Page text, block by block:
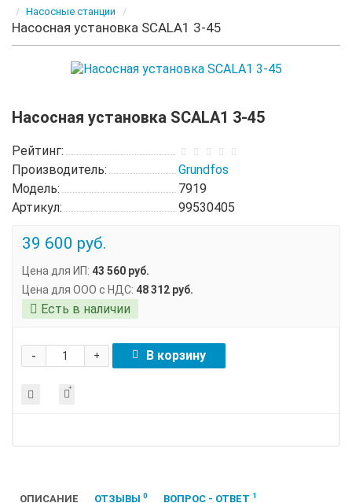
Насосные станции
Насосная установка SCALA1 3-45
Насосная установка SCALA1 3-45
Рейтинг:
Производитель:
Grundfos
Модель:
7919
Артикул:
99530405
39 600 руб.
Цена для ИП: 43 560 руб.
Цена для ООО с НДС: 48 312 руб.
Есть в наличии
+
- В корзину
ОПИСАНИЕ ОТЗЫВЫ 0 ВОПРОС - ОТВЕТ 1